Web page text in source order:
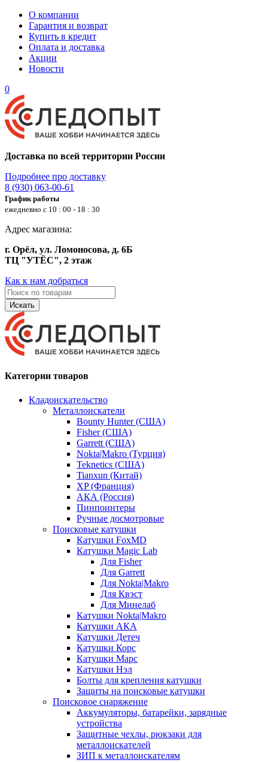
О компании
Гарантия и возврат
Купить в кредит
Оплата и доставка
Акции
Новости
0
Доставка по всей территории России
Подробнее про доставку
8 (930) 063-00-61
График работы
ежедневно с 10 : 00 - 18 : 30
Адрес магазина:
г. Орёл, ул. Ломоносова, д. 6Б
ТЦ "УТЁС", 2 этаж
Как к нам добраться
Искать
Категории товаров
Кладоискательство
Металлоискатели
Bounty Hunter (США)
Fisher (США)
Garrett (США)
Nokta|Makro (Турция)
Teknetics (США)
Tianxun (Китай)
XP (Франция)
АКА (Россия)
Пинпоинтеры
Ручные досмотровые
Поисковые катушки
Катушки FoxMD
Катушки Magic Lab
Для Fisher
Для Garrett
Для Nokta|Makro
Для Квэст
Для Минелаб
Катушки Nokta|Makro
Катушки АКА
Катушки Детеч
Катушки Корс
Катушки Марс
Катушки Нэл
Болты для крепления катушки
Защиты на поисковые катушки
Поисковое снаряжение
Аккумуляторы, батарейки, зарядные
устройства
Защитные чехлы, рюкзаки для
металлоискателей
ЗИП к металлоискателям